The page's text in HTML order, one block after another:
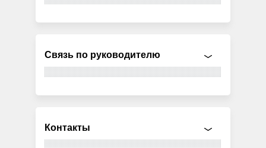
Связь по руководителю
Контакты